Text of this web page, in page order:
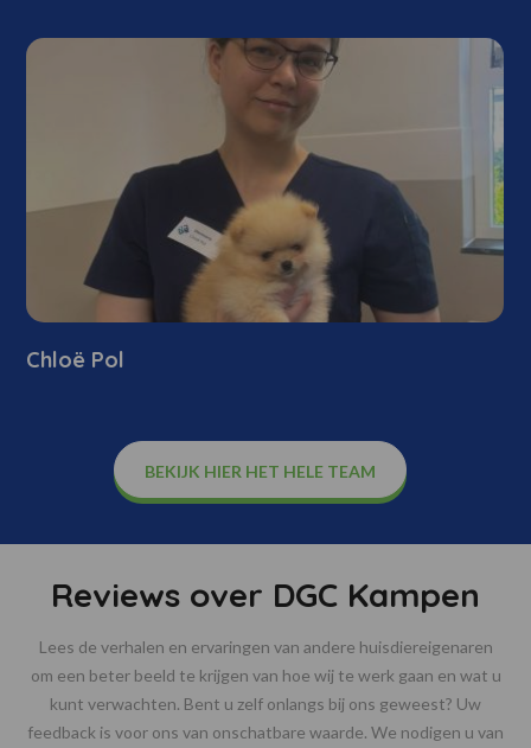
Chloë Pol
BEKIJK HIER HET HELE TEAM
Reviews over DGC Kampen
Lees de verhalen en ervaringen van andere huisdiereigenaren
om een beter beeld te krijgen van hoe wij te werk gaan en wat u
kunt verwachten. Bent u zelf onlangs bij ons geweest? Uw
feedback is voor ons van onschatbare waarde. We nodigen u van